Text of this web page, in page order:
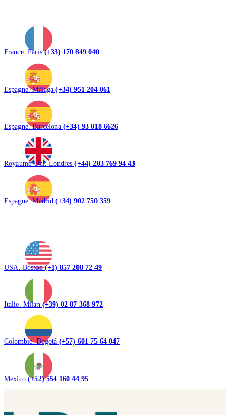
France. Paris(+33) 170 849 040
Espagne. Málaga (+34) 951 204 061
Espagne. Barcelona (+34) 93 018 6626
Royaume-Uni. Londres (+44) 203 769 94 43
Espagne. Madrid (+34) 902 750 359
USA. Boston(+1) 857 208 72 49
Italie. Milan (+39) 02 87 368 972
Colombie. Bogotá (+57) 601 75 64 047
Mexico (+52) 554 160 44 95